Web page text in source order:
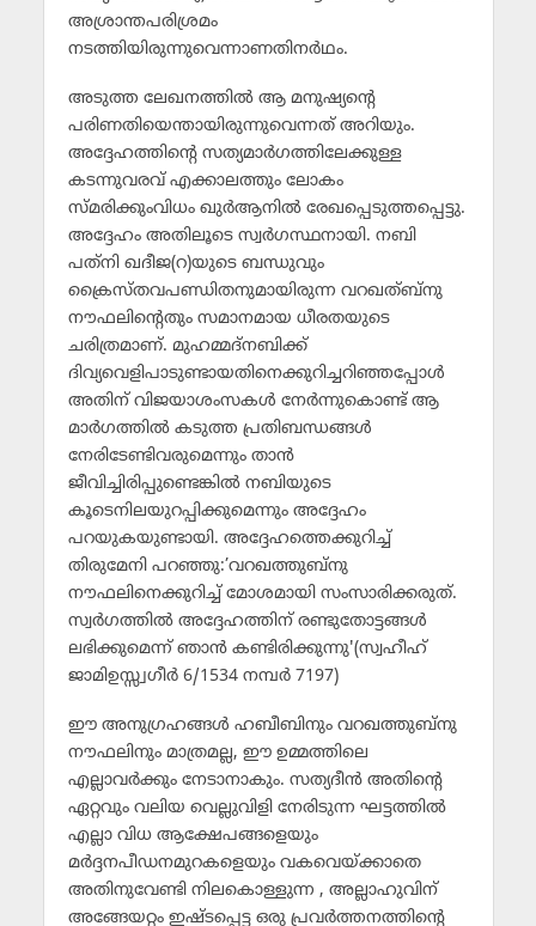
അശ്രാന്തപരിശ്രമം
നടത്തിയിരുന്നുവെന്നാണതിനര്‍ഥം.
അടുത്ത ലേഖനത്തില്‍ ആ മനുഷ്യന്റെ
പരിണതിയെന്തായിരുന്നുവെന്നത് അറിയും.
അദ്ദേഹത്തിന്റെ സത്യമാര്‍ഗത്തിലേക്കുള്ള
കടന്നുവരവ് എക്കാലത്തും ലോകം
സ്മരിക്കുംവിധം ഖുര്‍ആനില്‍ രേഖപ്പെടുത്തപ്പെട്ടു.
അദ്ദേഹം അതിലൂടെ സ്വര്‍ഗസ്ഥനായി. നബി
പത്‌നി ഖദീജ(റ)യുടെ ബന്ധുവും
ക്രൈസ്തവപണ്ഡിതനുമായിരുന്ന വറഖത്ബ്‌നു
നൗഫലിന്റെതും സമാനമായ ധീരതയുടെ
ചരിത്രമാണ്. മുഹമ്മദ്‌നബിക്ക്
ദിവ്യവെളിപാടുണ്ടായതിനെക്കുറിച്ചറിഞ്ഞപ്പോള്‍
അതിന് വിജയാശംസകള്‍ നേര്‍ന്നുകൊണ്ട് ആ
മാര്‍ഗത്തില്‍ കടുത്ത പ്രതിബന്ധങ്ങള്‍
നേരിടേണ്ടിവരുമെന്നും താന്‍
ജീവിച്ചിരിപ്പുണ്ടെങ്കില്‍ നബിയുടെ
കൂടെനിലയുറപ്പിക്കുമെന്നും അദ്ദേഹം
പറയുകയുണ്ടായി. അദ്ദേഹത്തെക്കുറിച്ച്
തിരുമേനി പറഞ്ഞു:’വറഖത്തുബ്‌നു
നൗഫലിനെക്കുറിച്ച് മോശമായി സംസാരിക്കരുത്.
സ്വര്‍ഗത്തില്‍ അദ്ദേഹത്തിന് രണ്ടുതോട്ടങ്ങള്‍
ലഭിക്കുമെന്ന് ഞാന്‍ കണ്ടിരിക്കുന്നു'(സ്വഹീഹ്
ജാമിഉസ്സ്വഗീര്‍ 6/1534 നമ്പര്‍ 7197)
ഈ അനുഗ്രഹങ്ങള്‍ ഹബീബിനും വറഖത്തുബ്‌നു
നൗഫലിനും മാത്രമല്ല, ഈ ഉമ്മത്തിലെ
എല്ലാവര്‍ക്കും നേടാനാകും. സത്യദീന്‍ അതിന്റെ
ഏറ്റവും വലിയ വെല്ലുവിളി നേരിടുന്ന ഘട്ടത്തില്‍
എല്ലാ വിധ ആക്ഷേപങ്ങളെയും
മര്‍ദ്ദനപീഡനമുറകളെയും വകവെയ്ക്കാതെ
അതിനുവേണ്ടി നിലകൊള്ളുന്ന , അല്ലാഹുവിന്
അങ്ങേയറ്റം ഇഷ്ടപ്പെട്ട ഒരു പ്രവര്‍ത്തനത്തിന്റെ